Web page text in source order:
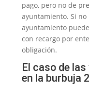
pago, pero no de
ayuntamiento. Si
ayuntamiento
con recargo por
obligación.
El caso de
en la burbuja